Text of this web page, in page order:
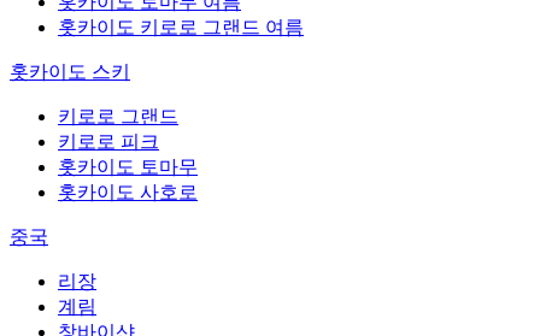
홋카이도 키로로 그랜드 여름
홋카이도 스키
키로로 그랜드
키로로 피크
홋카이도 토마무
홋카이도 사호로
중국
리장
계림